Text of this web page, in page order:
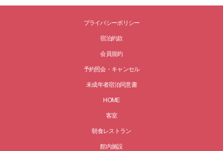
プライバシーポリシー
宿泊約款
会員規約
予約照会・キャンセル
未成年者宿泊同意書
HOME
客室
朝食レストラン
館内施設